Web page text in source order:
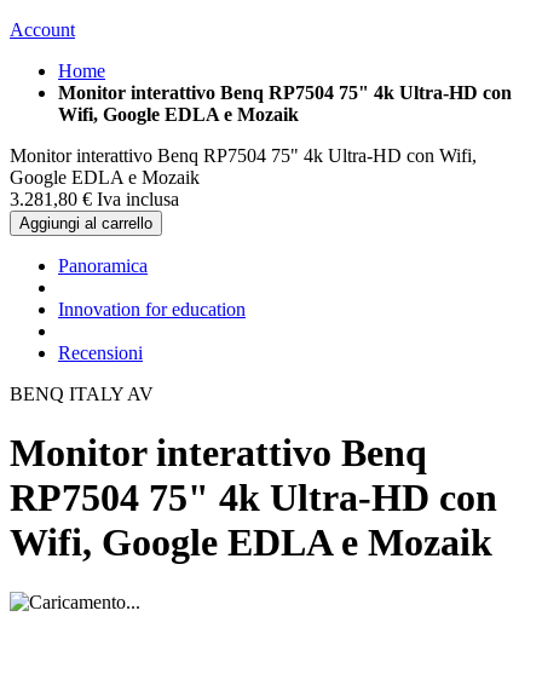
Account
Home
Monitor interattivo Benq RP7504 75" 4k Ultra-HD con
Wifi, Google EDLA e Mozaik
Monitor interattivo Benq RP7504 75" 4k Ultra-HD con Wifi,
Google EDLA e Mozaik
3.281,80 € Iva inclusa
Aggiungi al carrello
Panoramica
Innovation for education
Recensioni
BENQ ITALY AV
Monitor interattivo Benq
RP7504 75" 4k Ultra-HD con
Wifi, Google EDLA e Mozaik